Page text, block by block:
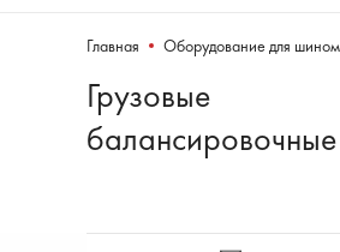
Главная Оборудование для
Грузовые
балансировочные